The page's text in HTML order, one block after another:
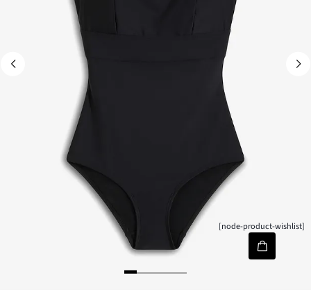
[node-product-wishlist]